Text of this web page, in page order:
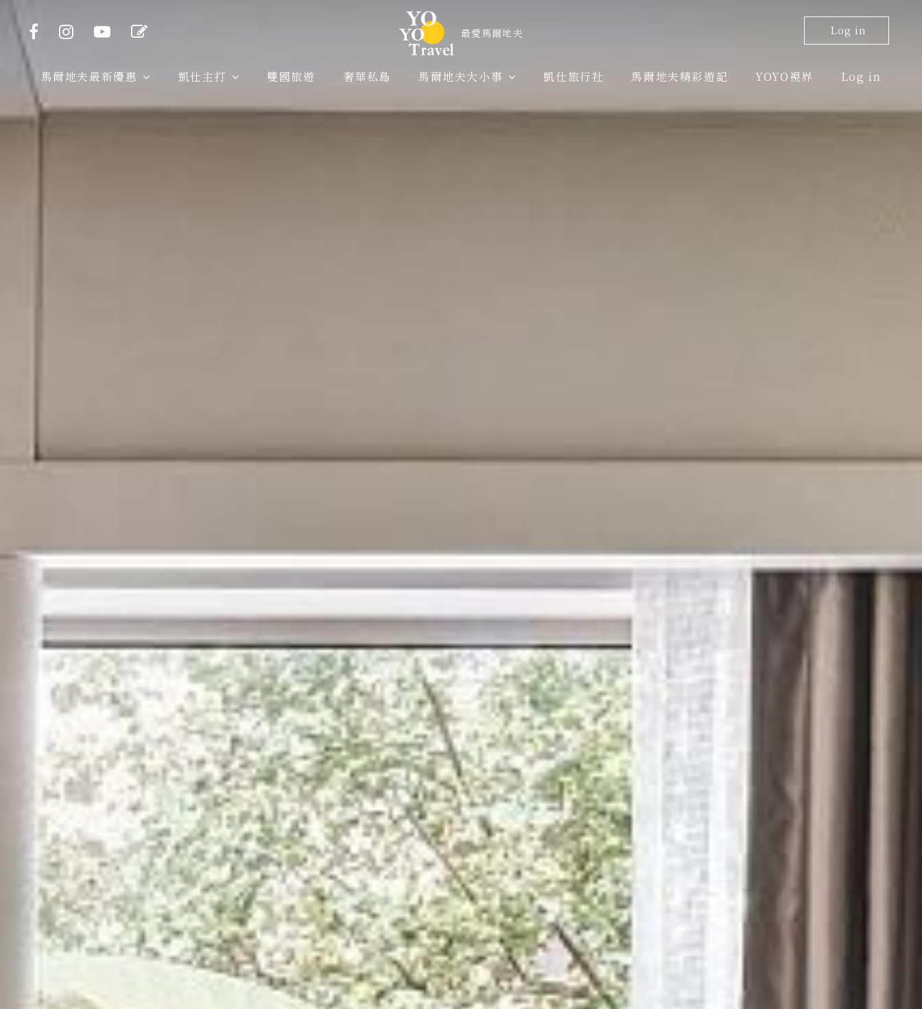
Log in
馬爾地夫最新優惠 凱仕主打 雙國旅遊 奢華私島 馬爾地夫大小事 凱仕旅行社 馬爾地夫精彩遊記 YOYO視界 Log in